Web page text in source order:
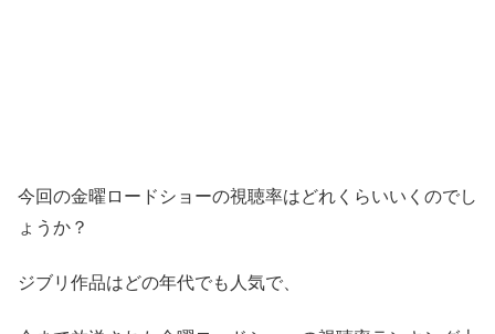
今回の金曜ロードショーの視聴率はどれくらいいくのでし
ょうか？
ジブリ作品はどの年代でも人気で、